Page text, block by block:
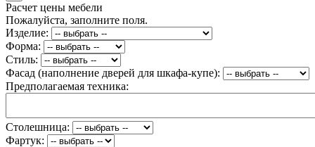
Расчет цены мебели
Пожалуйста, заполните поля.
Изделие:
Форма:
Стиль:
Фасад (наполнение дверей для шкафа-купе):
Предполагаемая техника:
Столешница:
Фартук: